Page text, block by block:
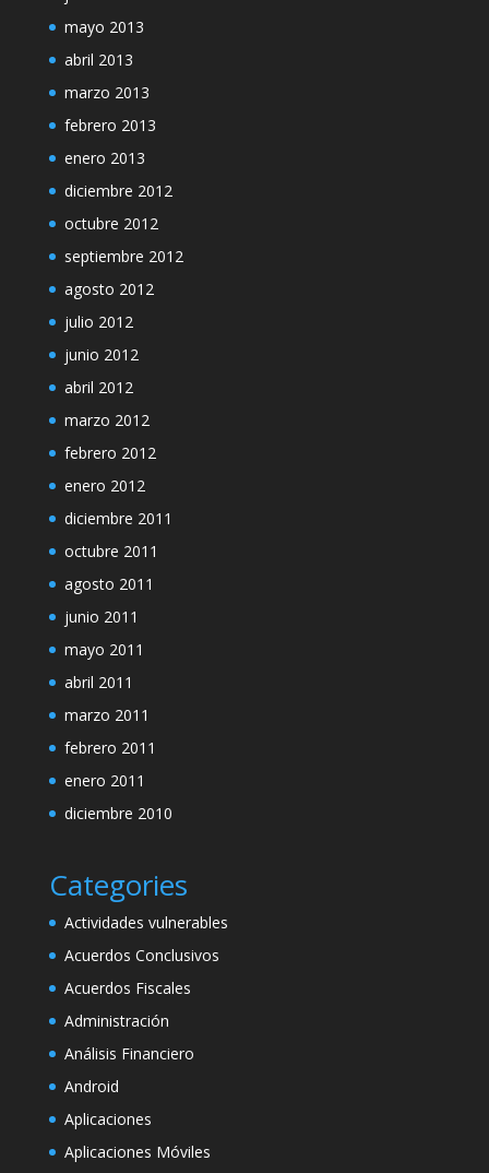
mayo 2013
abril 2013
marzo 2013
febrero 2013
enero 2013
diciembre 2012
octubre 2012
septiembre 2012
agosto 2012
julio 2012
junio 2012
abril 2012
marzo 2012
febrero 2012
enero 2012
diciembre 2011
octubre 2011
agosto 2011
junio 2011
mayo 2011
abril 2011
marzo 2011
febrero 2011
enero 2011
diciembre 2010
Categories
Actividades vulnerables
Acuerdos Conclusivos
Acuerdos Fiscales
Administración
Análisis Financiero
Android
Aplicaciones
Aplicaciones Móviles